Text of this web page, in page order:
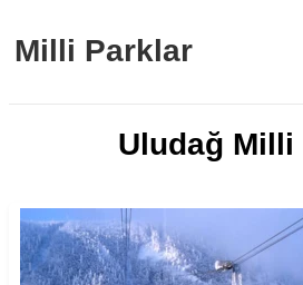
Milli Parklar
Uludağ Milli